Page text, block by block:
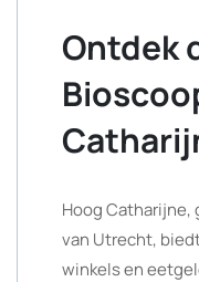
Ontdek
Hoog
van Utrecht,
winkels en